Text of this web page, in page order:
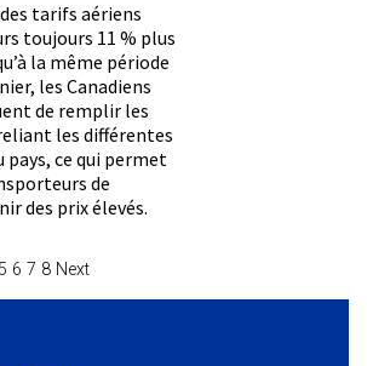
tarifs aériens
toujours 11 % plus
la même période
les Canadiens
de remplir les
les différentes
pays, ce qui permet
de
des prix élevés.
5 6 7 8 Next